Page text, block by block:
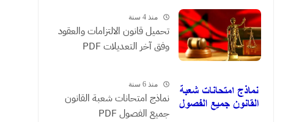
منذ 4 سنة
تحميل قانون الالتزامات والعقود
وفق آخر التعديلات PDF
منذ 6 سنة
نماذج امتحانات شعبة القانون
جميع الفصول PDF